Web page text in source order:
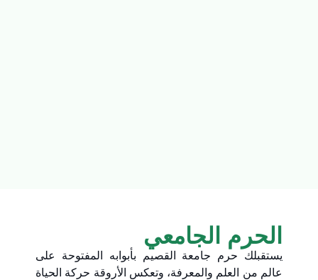
الحرم الجامعي
يستقبلك حرم جامعة القصيم بأبوابه المفتوحة على
عالم من العلم والمعرفة، وتعكس الأروقة حركة الحياة